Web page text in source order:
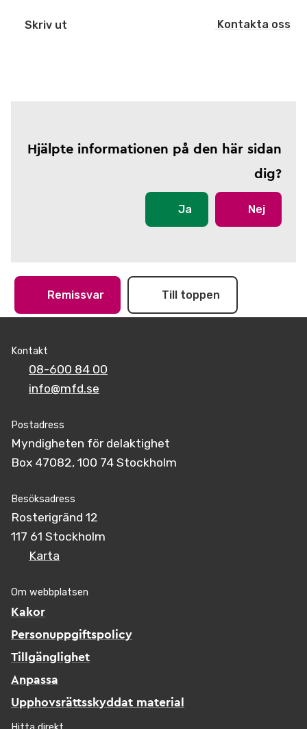
Skriv ut Kontakta oss
Hjälpte informationen på den här sidan
dig?
Ja Nej
Remissvar Till toppen
Kontakt
08-600 84 00
info@mfd.se
Postadress
Myndigheten för delaktighet
Box 47082, 100 74 Stockholm
Besöksadress
Rosterigränd 12
117 61 Stockholm
Karta
Om webbplatsen
Kakor
Personuppgiftspolicy
Tillgänglighet
Anpassa
Upphovsrättsskyddat material